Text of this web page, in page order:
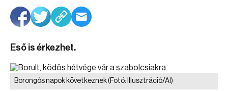
Eső is érkezhet.
Borongós napok következnek(Fotó: Illusztráció/AI)